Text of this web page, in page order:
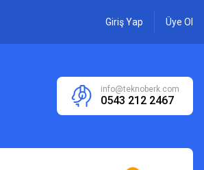
Giriş Yap Üye Ol
info@teknoberk.com
0543 212 2467